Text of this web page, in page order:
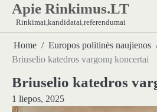
Skip
content
Apie Rinkimus.LT
Rinkimai,kandidatai,referendumai
Home
Europos politinės naujienos
Briuselio katedros vargonų koncertai
Briuselio katedros
1 liepos, 2025